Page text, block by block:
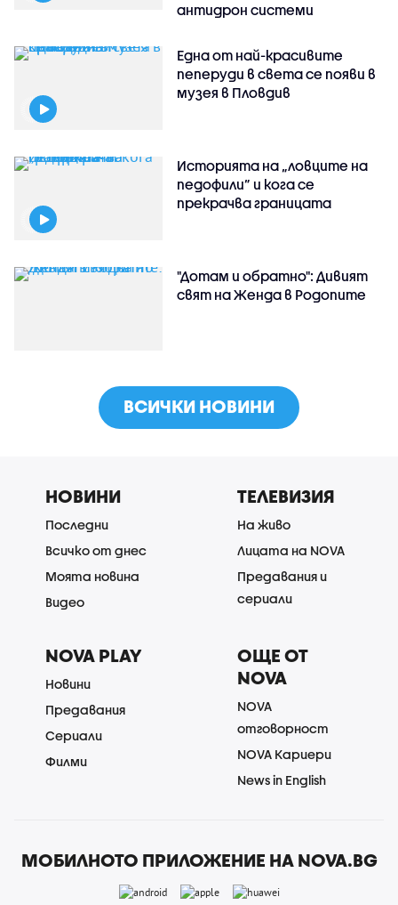
антидрон системи
Една от най-красивите
пеперуди в света се появи в
музея в Пловдив
Историята на „ловците на
педофили” и кога се
прекрачва границата
"Дотам и обратно": Дивият
свят на Женда в Родопите
ВСИЧКИ НОВИНИ
НОВИНИ
Последни
Всичко от днес
Моята новина
Видео
ТЕЛЕВИЗИЯ
На живо
Лицата на NOVA
Предавания и
сериали
NOVA PLAY
Новини
Предавания
Сериали
Филми
ОЩЕ ОТ
NOVA
NOVA
отговорност
NOVA Кариери
News in English
МОБИЛНОТО ПРИЛОЖЕНИЕ НА NOVA.BG